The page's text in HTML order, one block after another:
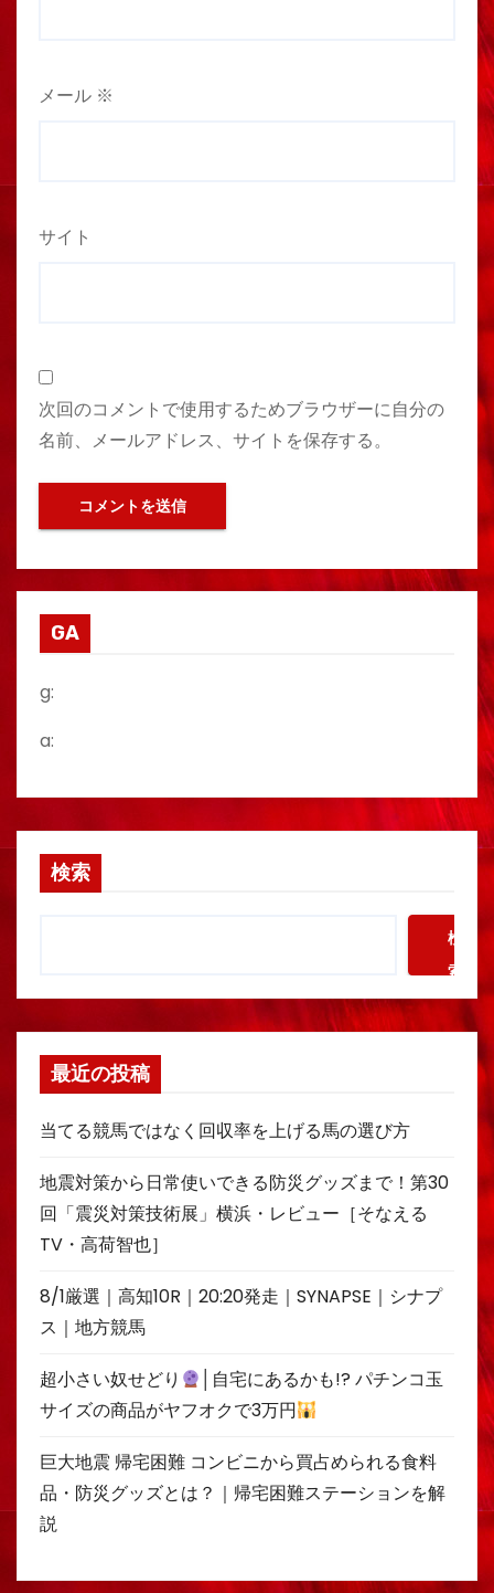
メール ※
サイト
次回のコメントで使用するためブラウザーに自分の
名前、メールアドレス、サイトを保存する。
GA
g:
a:
検索
検
索
最近の投稿
当てる競馬ではなく回収率を上げる馬の選び方
地震対策から日常使いできる防災グッズまで！第30
回「震災対策技術展」横浜・レビュー［そなえる
TV・高荷智也］
8/1厳選｜高知10R｜20:20発走｜SYNAPSE｜シナプ
ス｜地方競馬
超小さい奴せどり
│自宅にあるかも!? パチンコ玉
サイズの商品がヤフオクで3万円
巨大地震 帰宅困難 コンビニから買占められる食料
品・防災グッズとは？｜帰宅困難ステーションを解
説